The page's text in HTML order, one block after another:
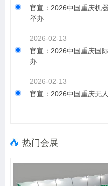
官宣：2026中国重庆机
举办
2026-02-13
官宣：2026中国重庆国
办
2026-02-13
官宣：2026中国重庆无
热门会展